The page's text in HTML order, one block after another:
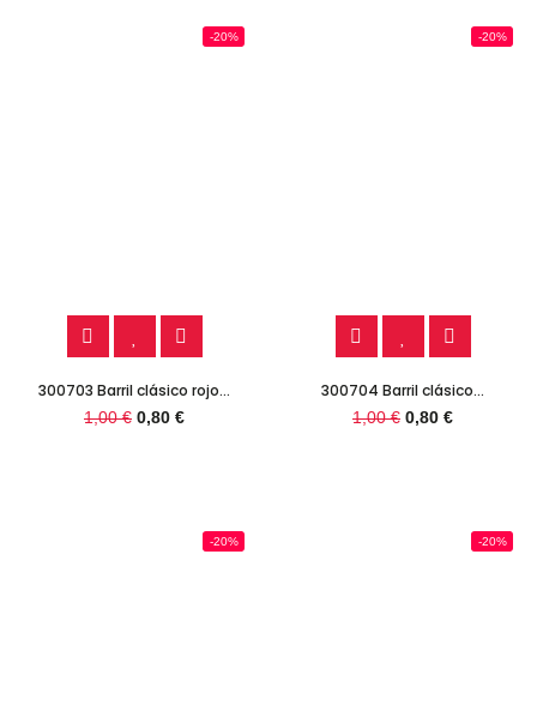
-20%
300703 Barril clásico rojo...
1,00 € 0,80 €
-20%
300704 Barril clásico...
1,00 € 0,80 €
-20% -20%